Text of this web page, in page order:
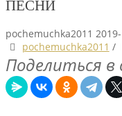
ПЕСНИ
pochemuchka2011
pochemuchka2011 /
Поделиться в